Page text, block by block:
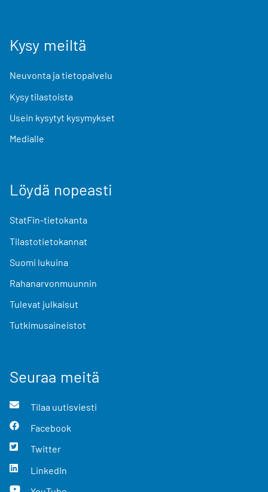
Kysy meiltä
Neuvonta ja tietopalvelu
Kysy tilastoista
Usein kysytyt kysymykset
Medialle
Löydä nopeasti
StatFin-tietokanta
Tilastotietokannat
Suomi lukuina
Rahanarvonmuunnin
Tulevat julkaisut
Tutkimusaineistot
Seuraa meitä
Tilaa uutisviesti
Facebook
Twitter
LinkedIn